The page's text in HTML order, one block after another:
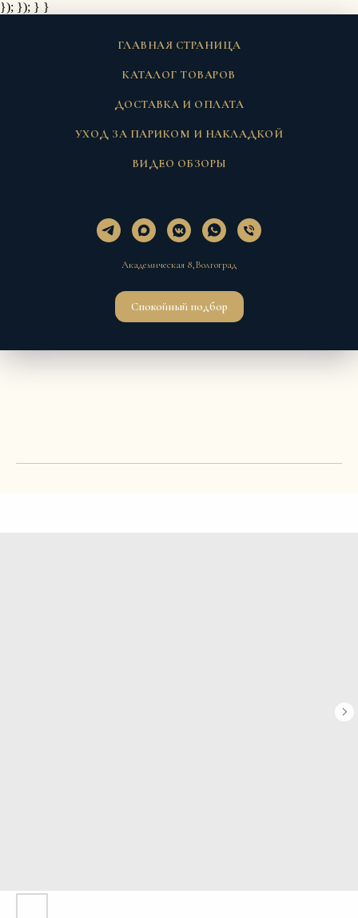
}); }); } }
ГЛАВНАЯ СТРАНИЦА
КАТАЛОГ ТОВАРОВ
ДОСТАВКА И ОПЛАТА
УХОД ЗА ПАРИКОМ И НАКЛАДКОЙ
ВИДЕО ОБЗОРЫ
Академическая 8,Волгоград
Спокойный подбор